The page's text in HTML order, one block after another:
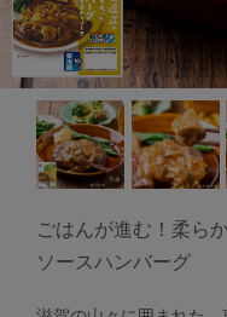
ごはんが進む！柔ら
ソースハンバーグ